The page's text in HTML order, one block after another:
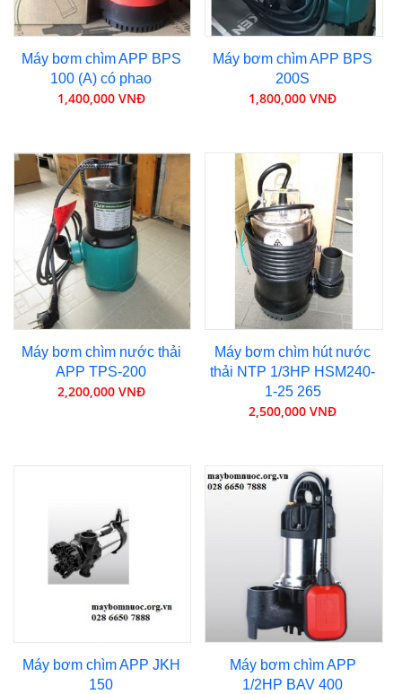
Máy bơm chìm APP BPS
100 (A) có phao
1,400,000 VNĐ
Máy bơm chìm APP BPS
200S
1,800,000 VNĐ
Máy bơm chìm nước thải
APP TPS-200
2,200,000 VNĐ
Máy bơm chìm hút nước
thải NTP 1/3HP HSM240-
1-25 265
2,500,000 VNĐ
Máy bơm chìm APP JKH
150
Máy bơm chìm APP
1/2HP BAV 400